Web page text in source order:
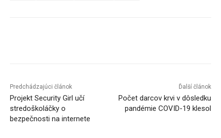
Predchádzajúci článok
Projekt Security Girl učí
stredoškoláčky o
bezpečnosti na internete
Ďalší článok
Počet darcov krvi v dôsledku
pandémie COVID-19 klesol